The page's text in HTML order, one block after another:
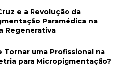
e a Revolução da
Paramédica na
Regenerativa
Tornar uma Profissional na
para Micropigmentação?